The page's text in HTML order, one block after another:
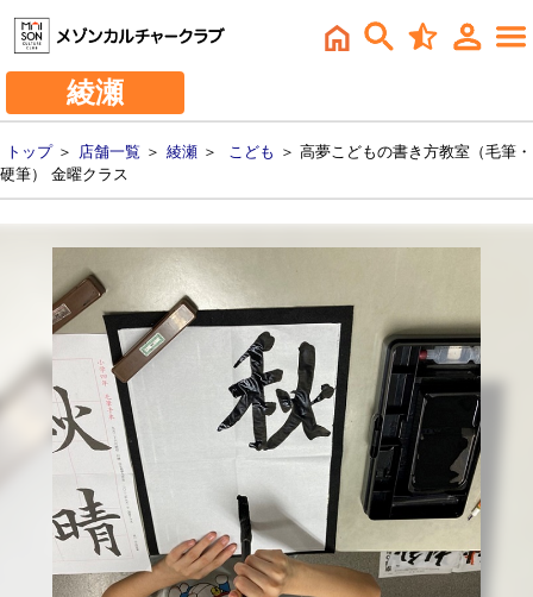
綾瀬
トップ＞ 店舗一覧 ＞ 綾瀬 ＞ こども ＞ 高夢こどもの書き方教室（毛筆・
硬筆） 金曜クラス